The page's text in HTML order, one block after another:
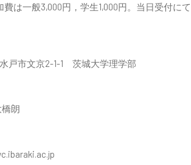
は一般3,000円，学生1,000円。当日受付にて
水戸市文京2-1-1 茨城大学理学部
朗